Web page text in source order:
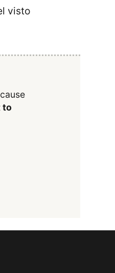
visto
to